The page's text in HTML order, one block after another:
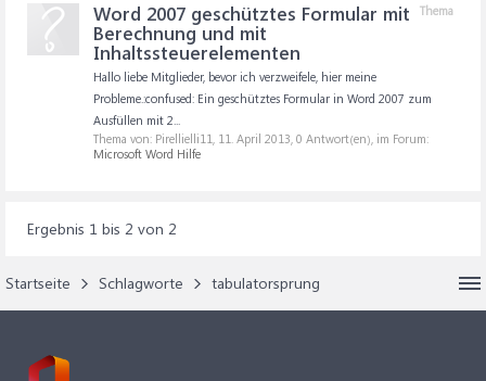
Thema
Word 2007 geschütztes Formular mit
Berechnung und mit
Inhaltssteuerelementen
Hallo liebe Mitglieder, bevor ich verzweifele, hier meine
Probleme.:confused: Ein geschütztes Formular in Word 2007 zum
Ausfüllen mit 2...
Thema von: Pirellielli11, 11. April 2013, 0 Antwort(en), im Forum:
Microsoft Word Hilfe
Ergebnis 1 bis 2 von 2
Startseite Schlagworte tabulatorsprung